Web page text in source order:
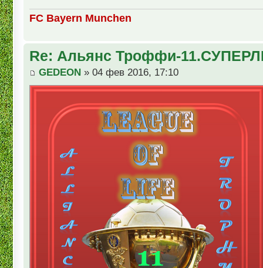
FC Bayern Munchen
Re: Альянс Троффи-
GEDEON » 04 фев 2016, 17:10